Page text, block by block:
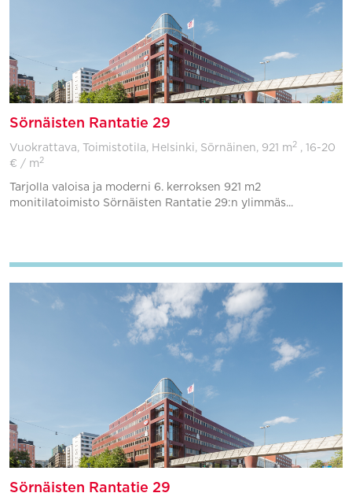
Sörnäisten Rantatie 29
Vuokrattava, Toimistotila, Helsinki, Sörnäinen, 921 m 2 , 16-20
€ / m 2
Tarjolla valoisa ja moderni 6. kerroksen 921 m2
monitilatoimisto Sörnäisten Rantatie 29:n ylimmäs...
Sörnäisten Rantatie 29